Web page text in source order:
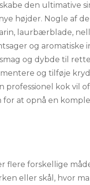
den ultimative
højder. Nogle af
laurbærblade,
og aromatiske
og dybde til
og tilføje
professionel kok vil
at opnå en
flere forskellige
eller skål, hvor